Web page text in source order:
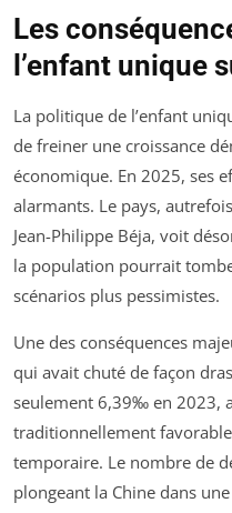
Les
l’enfant unique
La politique de l’enfant
de freiner une croissance
économique. En 2025, ses
alarmants. Le pays,
Jean-Philippe Béja, voit
la population pourrait
scénarios plus pessimistes.
Une des conséquences
qui avait chuté de façon
seulement 6,39‰ en 2023,
traditionnellement
temporaire. Le nombre de
plongeant la Chine dans